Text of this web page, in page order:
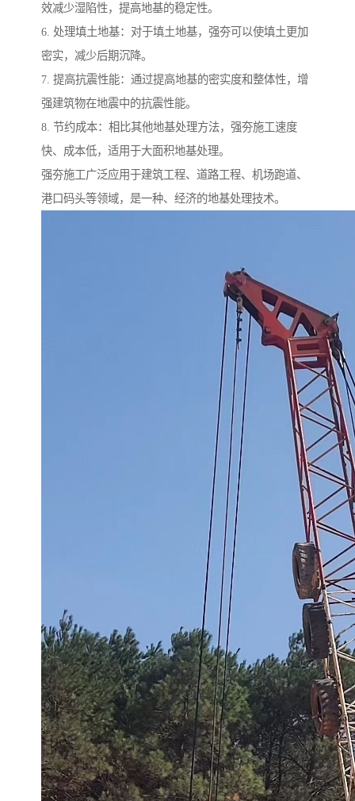
效减少湿陷性，提高地基的稳定性。
6. 处理填土地基：对于填土地基，强夯可以使填土更加
密实，减少后期沉降。
7. 提高抗震性能：通过提高地基的密实度和整体性，增
强建筑物在地震中的抗震性能。
8. 节约成本：相比其他地基处理方法，强夯施工速度
快、成本低，适用于大面积地基处理。
强夯施工广泛应用于建筑工程、道路工程、机场跑道、
港口码头等领域，是一种、经济的地基处理技术。